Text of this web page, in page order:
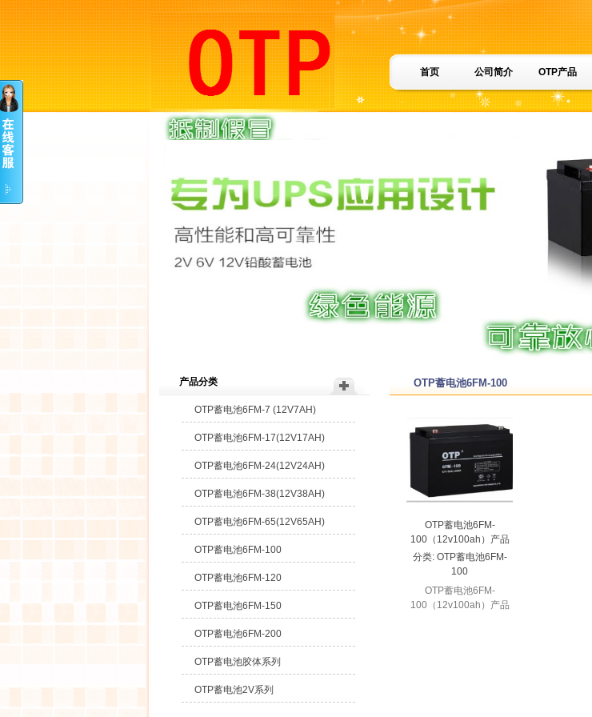
首页 公司简介 OTP产品
产品分类
OTP蓄电池6FM-7 (12V7AH)
OTP蓄电池6FM-17(12V17AH)
OTP蓄电池6FM-24(12V24AH)
OTP蓄电池6FM-38(12V38AH)
OTP蓄电池6FM-65(12V65AH)
OTP蓄电池6FM-100
OTP蓄电池6FM-120
OTP蓄电池6FM-150
OTP蓄电池6FM-200
OTP蓄电池胶体系列
OTP蓄电池2V系列
OTP蓄电池6FM-100
OTP蓄电池6FM-
100（12v100ah）产品
分类: OTP蓄电池6FM-
100
OTP蓄电池6FM-
100（12v100ah）产品